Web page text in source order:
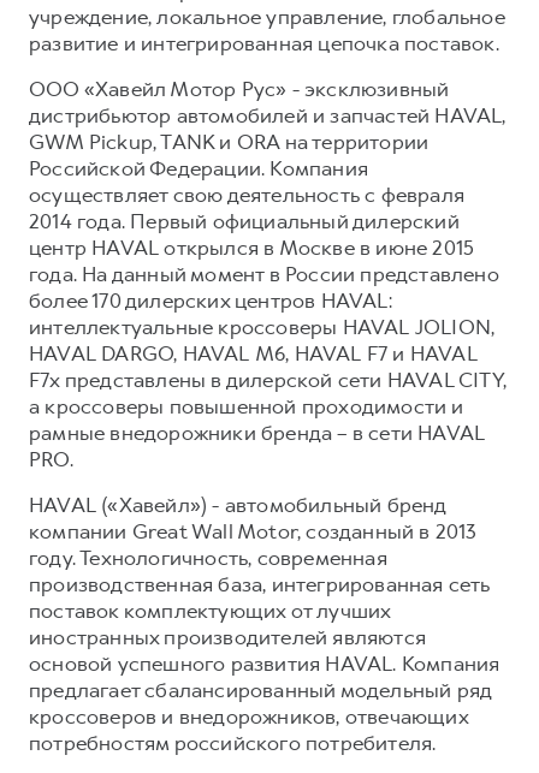
учреждение, локальное управление, глобальное
развитие и интегрированная цепочка поставок.
ООО «Хавейл Мотор Рус» - эксклюзивный
дистрибьютор автомобилей и запчастей HAVAL,
GWM Pickup, TANK и ORA на территории
Российской Федерации. Компания
осуществляет свою деятельность с февраля
2014 года. Первый официальный дилерский
центр HAVAL открылся в Москве в июне 2015
года. На данный момент в России представлено
более 170 дилерских центров HAVAL:
интеллектуальные кроссоверы HAVAL JOLION,
HAVAL DARGO, HAVAL М6, HAVAL F7 и HAVAL
F7x представлены в дилерской сети HAVAL CITY,
а кроссоверы повышенной проходимости и
рамные внедорожники бренда – в сети HAVAL
PRO.
HAVAL («Хавейл») - автомобильный бренд
компании Great Wall Motor, созданный в 2013
году. Технологичность, современная
производственная база, интегрированная сеть
поставок комплектующих от лучших
иностранных производителей являются
основой успешного развития HAVAL. Компания
предлагает сбалансированный модельный ряд
кроссоверов и внедорожников, отвечающих
потребностям российского потребителя.